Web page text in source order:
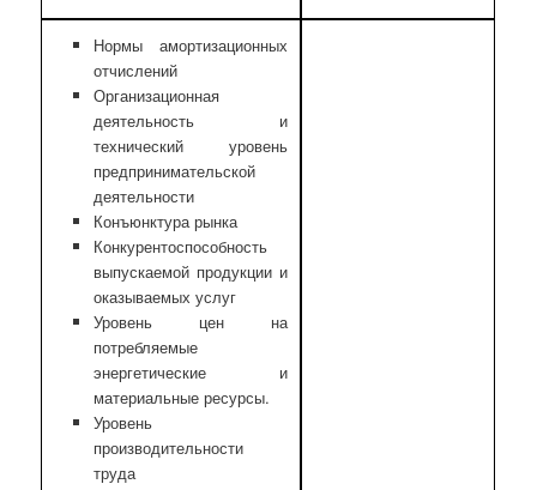
Нормы амортизационных
отчислений
Организационная
деятельность и
технический уровень
предпринимательской
деятельности
Конъюнктура рынка
Конкурентоспособность
выпускаемой продукции и
оказываемых услуг
Уровень цен на
потребляемые
энергетические и
материальные ресурсы.
Уровень
производительности
труда